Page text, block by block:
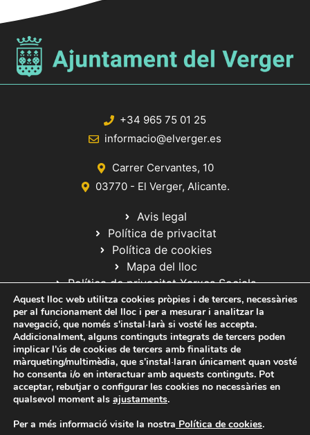
+34 965 75 01 25
informacio@elverger.es
Carrer Cervantes, 10
03770 - El Verger, Alicante.
Avis legal
Política de privacitat
Política de cookies
Mapa del lloc
Política de privacitat Xarxes Socials
© 2020 Web desarrollada por el Servicio de Informática de Diputación
de Alicante
Aquest lloc web utilitza cookies pròpies i de tercers, necessàries
per al funcionament del lloc i per a mesurar i analitzar la
navegació, que només s'instal·larà si vosté les accepta.
Addicionalment, alguns continguts integrats de tercers poden
implicar l'ús de cookies de tercers amb finalitats de
màrqueting/multimèdia, que s'instal·laran únicament quan vosté
ho consenta i/o en interactuar amb aquests continguts. Pot
acceptar, rebutjar o configurar les cookies no necessàries en
qualsevol moment als ajustaments.
Per a més informació visite la nostra Política de cookies.